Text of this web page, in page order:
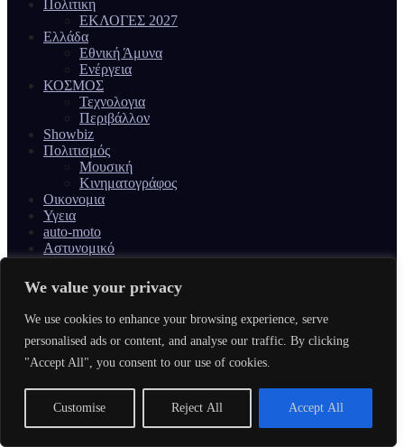
We value your privacy
We use cookies to enhance your browsing experience, serve
personalised ads or content, and analyse our traffic. By clicking
"Accept All", you consent to our use of cookies.
Customise Reject All Accept All
Πολιτικη
ΕΚΛΟΓΕΣ 2027
Ελλάδα
Εθνική Άμυνα
Ενέργεια
ΚΟΣΜΟΣ
Τεχνολογια
Περιβάλλον
Showbiz
Πολιτισμός
Μουσική
Κινηματογράφος
Οικονομια
Υγεια
auto-moto
Αστυνομικό
Γυναίκα & Ομορφιά
FB
insta